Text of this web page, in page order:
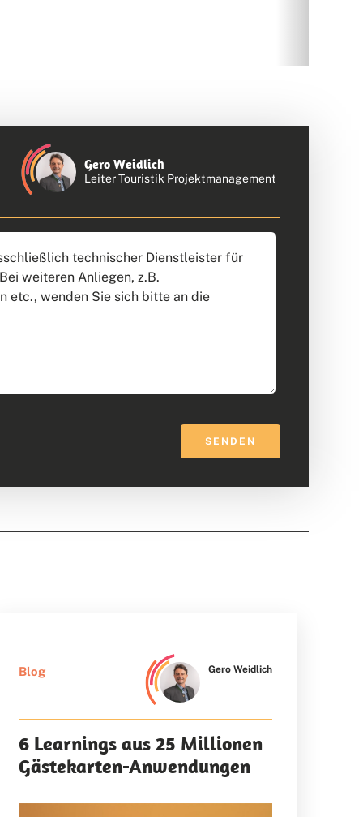
Gero Weidlich
Leiter Touristik Projektmanagement
SENDEN
Blog Gero Weidlich
6 Learnings aus 25 Millionen
Gästekarten-Anwendungen